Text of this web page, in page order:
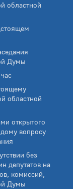
областной
Думы
областной
открытого
вопросу
без
депутатов на
комиссий,
Думы